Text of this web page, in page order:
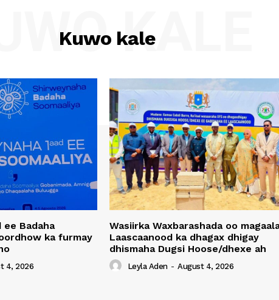
Kuwo kaleKALE
ee Badaha
ka furmay
4, 2026
Wasiirka Waxbarashada oo
Laascaanood ka dhagax dhigay
dhismaha Dugsi Hoose/dhexe ah
Leyla Aden - August 4, 2026